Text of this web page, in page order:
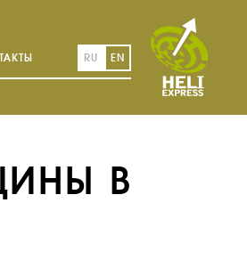
RU EN
В